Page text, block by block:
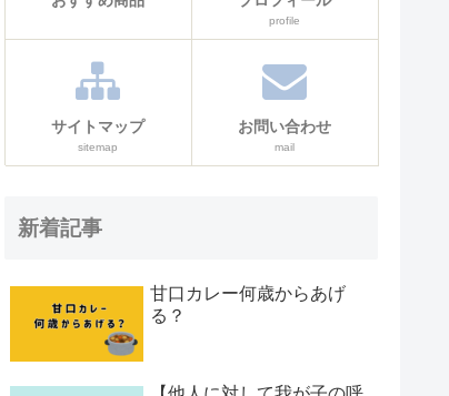
profile
サイトマップ
sitemap
お問い合わせ
mail
新着記事
甘口カレー何歳からあげ
る？